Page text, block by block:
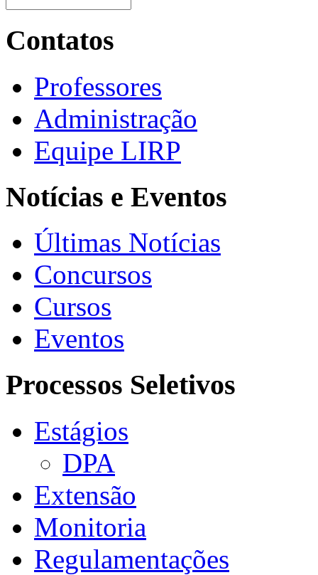
Contatos
Professores
Administração
Equipe LIRP
Notícias e Eventos
Últimas Notícias
Concursos
Cursos
Eventos
Processos Seletivos
Estágios
DPA
Extensão
Monitoria
Regulamentações